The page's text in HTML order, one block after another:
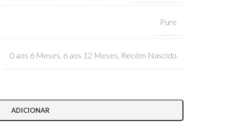
Pure
0 aos 6 Meses 6 aos 12 Meses Recém Nascido
ADICIONAR